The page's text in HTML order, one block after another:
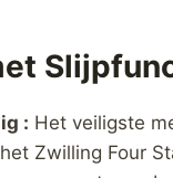
: Het veiligste
Zwilling Four